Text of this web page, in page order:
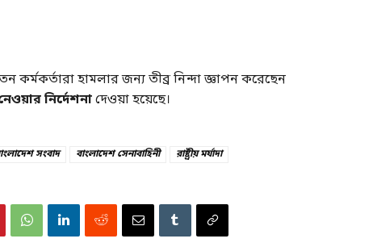
কর্মকর্তারা হামলার জন্য তীব্র নিন্দা জ্ঞাপন করেছেন
নির্দেশনাদেওয়া হয়েছে।
সংবাদ বাংলাদেশ সেনাবাহিনী
রাষ্ট্রীয় মর্যাদা